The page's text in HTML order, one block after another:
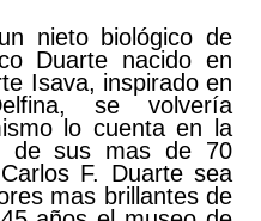
nieto biológico de
Duarte nacido en
Isava, inspirado en
se volvería
lo cuenta en la
de sus mas de 70
F. Duarte sea
mas brillantes de